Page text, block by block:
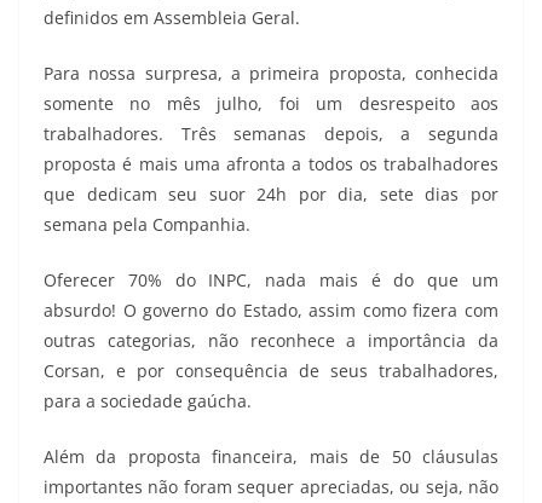
definidos em Assembleia Geral.
Para nossa surpresa, a primeira proposta, conhecida
somente no mês julho, foi um desrespeito aos
trabalhadores. Três semanas depois, a segunda
proposta é mais uma afronta a todos os trabalhadores
que dedicam seu suor 24h por dia, sete dias por
semana pela Companhia.
Oferecer 70% do INPC, nada mais é do que um
absurdo! O governo do Estado, assim como fizera com
outras categorias, não reconhece a importância da
Corsan, e por consequência de seus trabalhadores,
para a sociedade gaúcha.
Além da proposta financeira, mais de 50 cláusulas
importantes não foram sequer apreciadas, ou seja, não